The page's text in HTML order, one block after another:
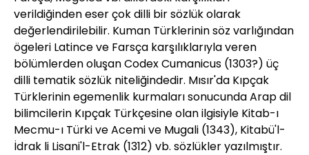
verildiğinden eser çok dilli bir sözlük olarak
değerlendirilebilir. Kuman Türklerinin söz varlığından
ögeleri Latince ve Farsça karşılıklarıyla veren
bölümlerden oluşan Codex Cumanicus (1303?) üç
dilli tematik sözlük niteliğindedir. Mısır'da Kıpçak
Türklerinin egemenlik kurmaları sonucunda Arap dil
bilimcilerin Kıpçak Türkçesine olan ilgisiyle Kitab-ı
Mecmu-ı Türki ve Acemi ve Mugali (1343), Kitabü'l-
İdrak li Lisani'l-Etrak (1312) vb. sözlükler yazılmıştır.